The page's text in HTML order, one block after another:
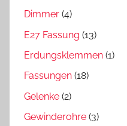
Dimmer (4)
E27 Fassung (13)
Erdungsklemmen (1)
Fassungen (18)
Gelenke (2)
Gewinderohre (3)